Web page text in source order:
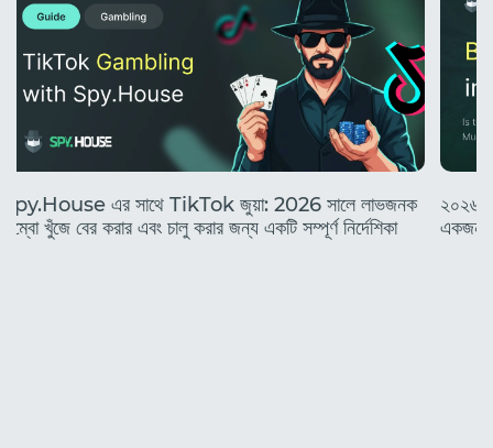
Spy.House এর সাথে TikTok জুয়া: 2026 সালে লাভজনক
কম্বো খুঁজে বের করার এবং চালু করার জন্য একটি সম্পূর্ণ নির্দেশিকা
২০২৬
একজন